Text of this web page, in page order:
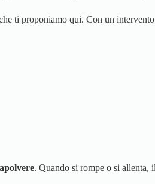
ti proponiamo qui. Con un
. Quando si rompe o si allenta,